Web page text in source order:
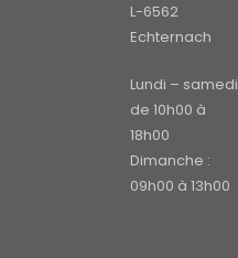
L-6562
Echternach
Lundi – samedi
de 10h00 à
18h00
Dimanche :
09h00 à 13h00